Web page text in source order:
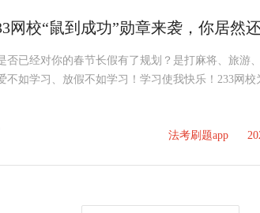
否已经对你的春节长假有了规划？是打麻将、旅游
不如学习、放假不如学习！学习使我快乐！233网校
法考刷题app